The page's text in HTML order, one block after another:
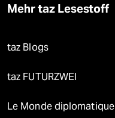
Mehr taz Lesestoff
taz Blogs
taz FUTURZWEI
Le Monde diplomatique